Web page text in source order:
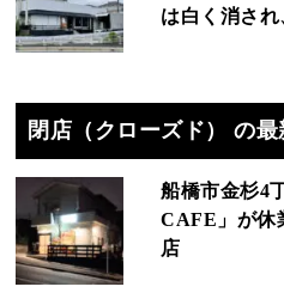
は白く消さ
閉店（クローズド） の最
船橋市金杉4
CAFE」が休
店